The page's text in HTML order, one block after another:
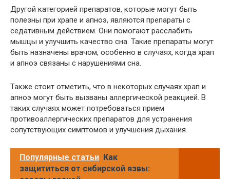
Другой категорией препаратов, которые могут быть
полезны при храпе и апноэ, являются препараты с
седативным действием. Они помогают расслабить
мышцы и улучшить качество сна. Такие препараты могут
быть назначены врачом, особенно в случаях, когда храп
и апноэ связаны с нарушениями сна.
Также стоит отметить, что в некоторых случаях храп и
апноэ могут быть вызваны аллергической реакцией. В
таких случаях может потребоваться прием
противоаллергических препаратов для устранения
сопутствующих симптомов и улучшения дыхания.
Популярные статьи Как
защититься от сибирской язвы: